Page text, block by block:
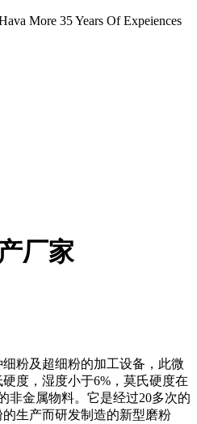
More 35 Years Of Expeiences
厂家
粉及超细粉的加工设备，此微
度，湿度小于6%，莫氏硬度在
非金属物料。它是经过20多次的
生产而研发制造的新型磨粉